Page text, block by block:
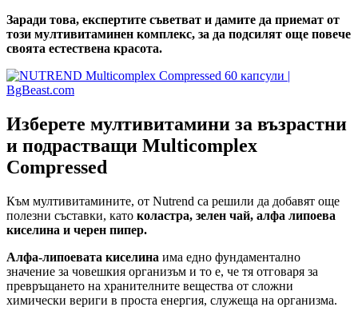
Заради това, експертите съветват и дамите да приемат от
този мултивитаминен комплекс, за да подсилят още повече
своята естествена красота.
Изберете мултивитамини за възрастни
и подрастващи Multicomplex
Compressed
Към мултивитамините, от Nutrend са решили да добавят още
полезни съставки, като коластра, зелен чай, алфа липоева
киселина и черен пипер.
Алфа-липоевата киселина има едно фундаментално
значение за човешкия организъм и то е, че тя отговаря за
превръщането на хранителните вещества от сложни
химически вериги в проста енергия, служеща на организма.